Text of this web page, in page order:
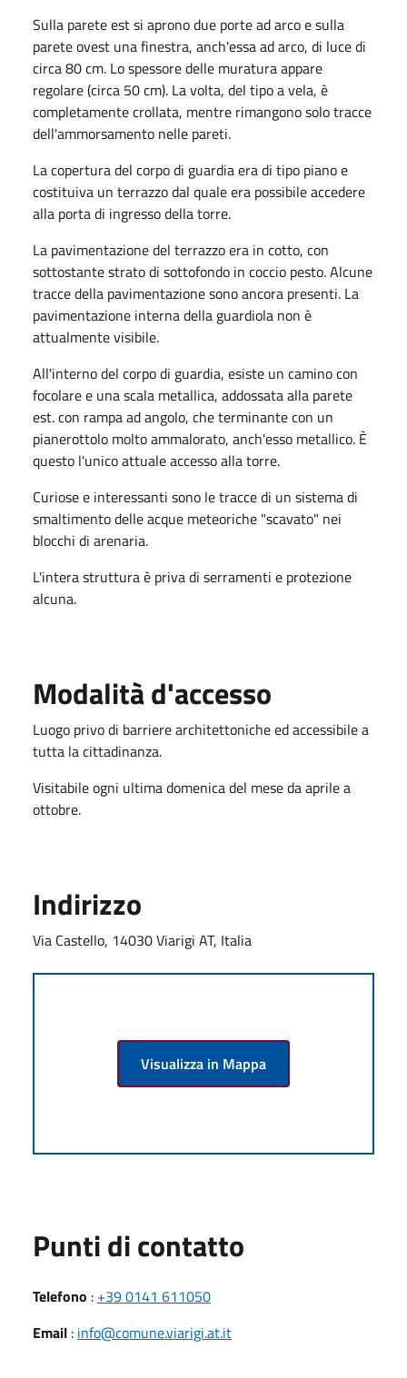
Sulla parete est si aprono due porte ad arco e sulla
parete ovest una finestra, anch'essa ad arco, di luce di
circa 80 cm. Lo spessore delle muratura appare
regolare (circa 50 cm). La volta, del tipo a vela, è
completamente crollata, mentre rimangono solo tracce
dell'ammorsamento nelle pareti.
La copertura del corpo di guardia era di tipo piano e
costituiva un terrazzo dal quale era possibile accedere
alla porta di ingresso della torre.
La pavimentazione del terrazzo era in cotto, con
sottostante strato di sottofondo in coc­cio pesto. Alcune
tracce della pavimentazione sono ancora presenti. La
pavimentazione interna della guardiola non è
attualmente visibile.
All'interno del corpo di guardia, esiste un camino con
focolare e una scala metallica, addossata alla parete
est. con rampa ad angolo, che terminante con un
pianerottolo molto ammalorato, anch'esso metallico. È
questo l'unico attuale accesso alla torre.
Curiose e interessanti sono le tracce di un sistema di
smaltimento delle acque meteoriche "scavato" nei
blocchi di arenaria.
L'intera struttura è priva di serramenti e protezione
alcuna.
Modalità d'accesso
Luogo privo di barriere architettoniche ed accessibile a
tutta la cittadinanza.
Visitabile ogni ultima domenica del mese da aprile a
ottobre.
Indirizzo
Via Castello, 14030 Viarigi AT, Italia
Visualizza in Mappa
Punti di contatto
Telefono : +39 0141 611050
Email : info@comune.viarigi.at.it